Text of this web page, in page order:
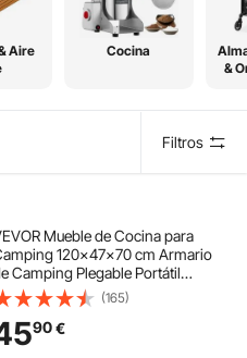
Aire
Cocina
&
Filtros
Mueble de Cocina para
120x47x70 cm Armario
Camping Plegable Portátil
de Aluminio Altura
Mesa de cocina para
con Bolsa de Transporte
Barbacoa Pícnic
(165)
90€